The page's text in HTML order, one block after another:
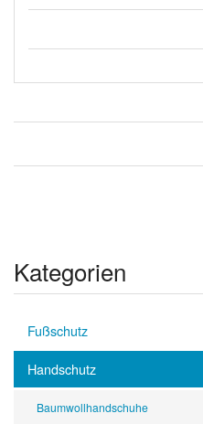
Kategorien
Fußschutz
Handschutz
Baumwollhandschuhe